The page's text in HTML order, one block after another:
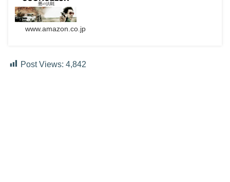
www.amazon.co.jp
Post Views: 4,842